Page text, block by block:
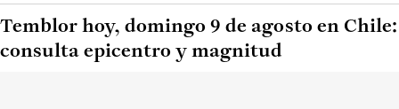
Temblor hoy, domingo 9 de agosto en Chile:
consulta epicentro y magnitud